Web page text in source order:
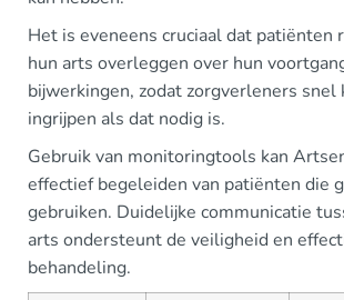
Het is eveneens cruciaal dat patiënten
hun arts overleggen over hun
bijwerkingen, zodat zorgverleners snel
ingrijpen als dat nodig is.
Gebruik van monitoringtools kan
effectief begeleiden van patiënten die
gebruiken. Duidelijke communicatie
arts ondersteunt de veiligheid en
behandeling.